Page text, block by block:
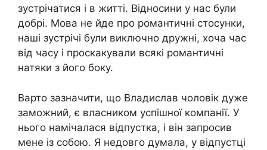
зустрічатися і в житті. Відносини у нас були
добрі. Мова не йде про романтичні стосунки,
наші зустрічі були виключно дружні, хоча час
від часу і проскакували всякі романтичні
натяки з його боку.
Варто зазначити, що Владислав чоловік дуже
заможний, є власником успішної компанії. У
нього намічалася відпустка, і він запросив
мене із собою. Я недовго думала, у відпустці